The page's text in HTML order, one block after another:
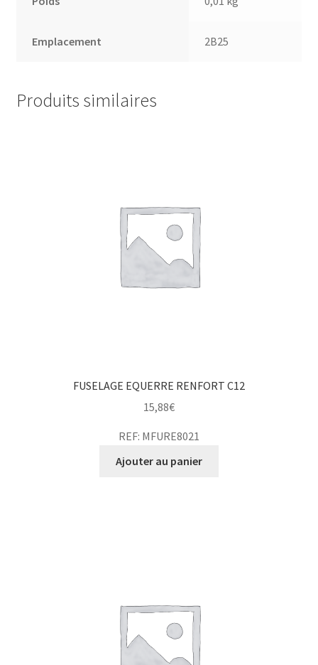
Emplacement 2B25
Produits similaires
FUSELAGE EQUERRE RENFORT C12
15,88€
REF: MFURE8021
Ajouter au panier